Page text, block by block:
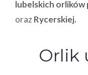
lubelskich orlików
orazRycerskiej.
Orlik